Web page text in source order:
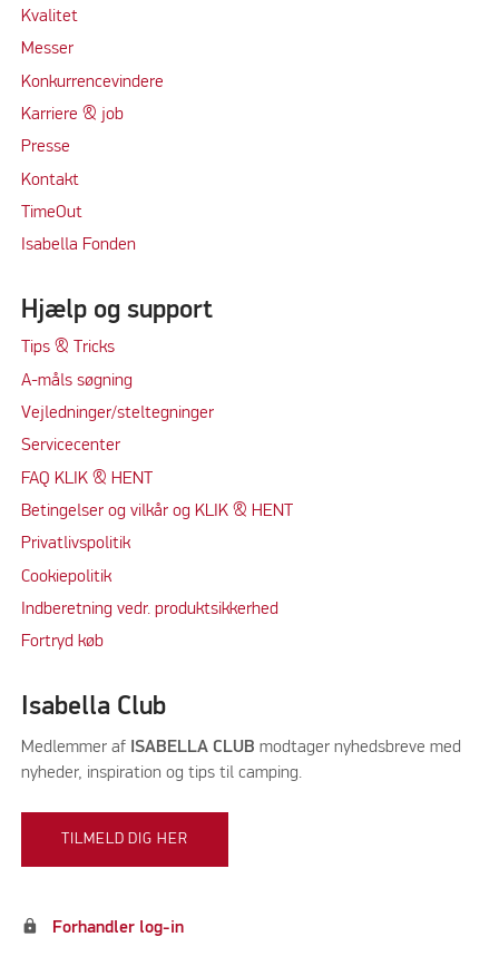
Kvalitet
Messer
Konkurrencevindere
Karriere & job
Presse
Kontakt
TimeOut
Isabella Fonden
Hjælp og support
Tips & Tricks
A-måls søgning
Vejledninger/steltegninger
Servicecenter
FAQ KLIK & HENT
Betingelser og vilkår og KLIK & HENT
Privatlivspolitik
Cookiepolitik
Indberetning vedr. produktsikkerhed
Fortryd køb
Isabella Club
Medlemmer afISABELLA CLUB modtager nyhedsbreve med
nyheder, inspiration og tips til camping.
TILMELD DIG HER
lock Forhandler log-in